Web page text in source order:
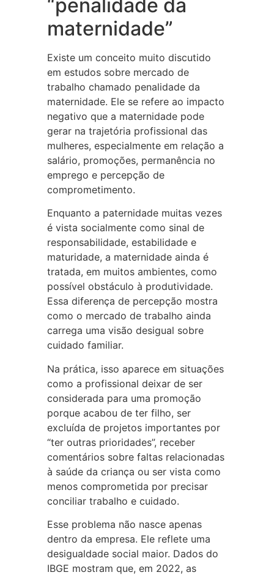
“penalidade da
maternidade”
Existe um conceito muito discutido
em estudos sobre mercado de
trabalho chamado penalidade da
maternidade. Ele se refere ao impacto
negativo que a maternidade pode
gerar na trajetória profissional das
mulheres, especialmente em relação a
salário, promoções, permanência no
emprego e percepção de
comprometimento.
Enquanto a paternidade muitas vezes
é vista socialmente como sinal de
responsabilidade, estabilidade e
maturidade, a maternidade ainda é
tratada, em muitos ambientes, como
possível obstáculo à produtividade.
Essa diferença de percepção mostra
como o mercado de trabalho ainda
carrega uma visão desigual sobre
cuidado familiar.
Na prática, isso aparece em situações
como a profissional deixar de ser
considerada para uma promoção
porque acabou de ter filho, ser
excluída de projetos importantes por
“ter outras prioridades”, receber
comentários sobre faltas relacionadas
à saúde da criança ou ser vista como
menos comprometida por precisar
conciliar trabalho e cuidado.
Esse problema não nasce apenas
dentro da empresa. Ele reflete uma
desigualdade social maior. Dados do
IBGE mostram que, em 2022, as